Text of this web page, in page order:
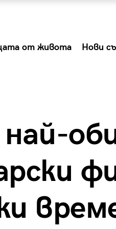
от живота Нови
Summer Prelude: как